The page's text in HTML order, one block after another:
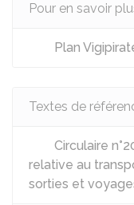
Pour en savoir
Plan
Textes de
Circulaire
relative au
sorties et